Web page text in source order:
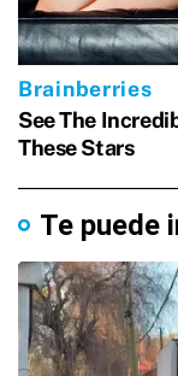
Te puede